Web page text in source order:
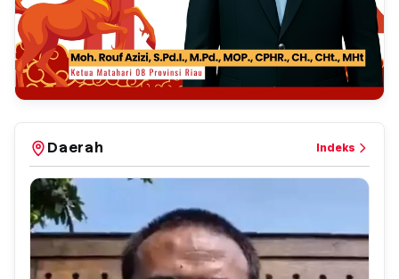
Daerah Indeks